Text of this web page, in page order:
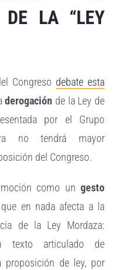
DE LA “LEY
Congreso debate esta
derogación de la Ley de
por el Grupo
no tendrá mayor
del Congreso.
como un gesto
en nada afecta a la
de la Ley Mordaza:
texto articulado de
proposición de ley, por